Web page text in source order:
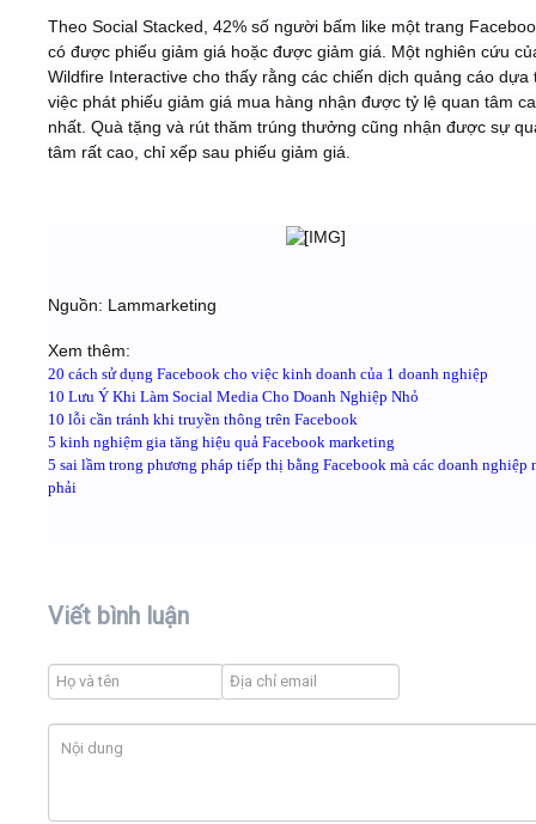
Theo Social Stacked, 42% số người bấm like một trang
có được phiếu giảm giá hoặc được giảm giá. Một nghiên cứu
Wildfire Interactive cho thấy rằng các chiến dịch quảng cáo dựa
việc phát phiếu giảm giá mua hàng nhận được tỷ lệ quan tâm
nhất. Quà tặng và rút thăm trúng thưởng cũng nhận được sự
tâm rất cao, chỉ xếp sau phiếu giảm giá.
Nguồn: Lammarketing
Xem thêm:
20 cách sử dụng Facebook cho việc kinh doanh của 1 doanh nghiệp
10 Lưu Ý Khi Làm Social Media Cho Doanh Nghiệp Nhỏ
10 lỗi cần tránh khi truyền thông trên Facebook
5 kinh nghiệm gia tăng hiệu quả Facebook marketing
5 sai lầm trong phương pháp tiếp thị bằng Facebook mà các doanh nghiệp
phải
Viết bình luận